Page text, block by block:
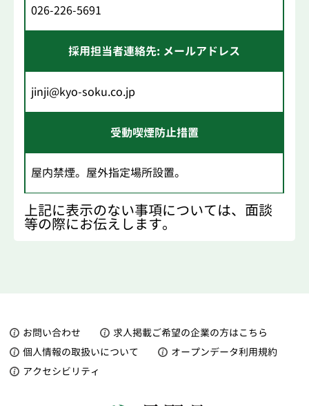
026-226-5691
採用担当者連絡先: メールアドレス
jinji@kyo-soku.co.jp
受動喫煙防止措置
屋内禁煙。屋外指定場所設置。
上記に表示のない事項については、面談
等の際にお伝えします。
お問い合わせ
求人掲載ご希望の企業の方はこちら
個人情報の取扱いについて
オープンデータ利用規約
アクセシビリティ